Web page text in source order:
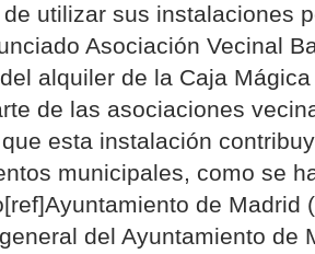
utilizar sus instalaciones
Asociación Vecinal
alquiler de la Caja
de las asociaciones
esta instalación
municipales, como se
de Madrid
del Ayuntamiento de